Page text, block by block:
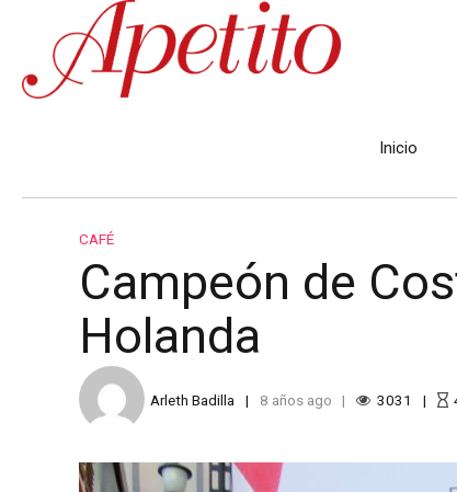
Inicio
CAFÉ
Campeón de
Holanda
Arleth Badilla 8 años ago 3031